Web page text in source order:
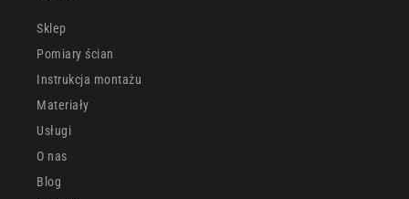
Sklep
Pomiary ścian
Instrukcja montażu
Materiały
Usługi
O nas
Blog